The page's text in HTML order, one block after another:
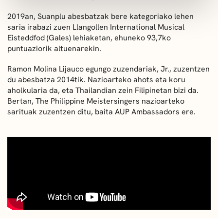
2019an, Suanplu abesbatzak bere kategoriako lehen
saria irabazi zuen Llangollen International Musical
Eisteddfod (Gales) lehiaketan, ehuneko 93,7ko
puntuaziorik altuenarekin.
Ramon Molina Lijauco egungo zuzendariak, Jr., zuzentzen
du abesbatza 2014tik. Nazioarteko ahots eta koru
aholkularia da, eta Thailandian zein Filipinetan bizi da.
Bertan, The Philippine Meistersingers nazioarteko
sarituak zuzentzen ditu, baita AUP Ambassadors ere.